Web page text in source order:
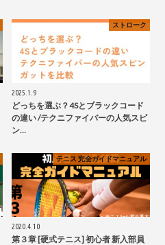
ストローク
2025.1.9
どっちを選ぶ？4Sとブラックコード
の違い /テクニファイバーの人気スピ
ン…
テニス 完全ガイドマニュアル
2020.4.10
第３章 [硬式テニス] 初心者 新入部員